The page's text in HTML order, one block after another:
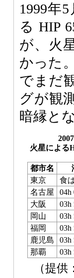
1999年
る HIP
が、火
かった
でまだ
グが観
暗縁と
火星による
都市名
東京
食
名古屋
04h
大阪
03h
岡山
03h
福岡
03h
鹿児島
03h
那覇
03h
（提